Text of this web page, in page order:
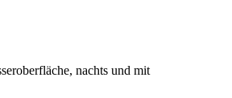
nachts und mit